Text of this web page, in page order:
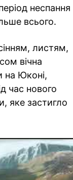
неспання
всього.
листям,
вічна
на Юконі,
час нового
яке застигло